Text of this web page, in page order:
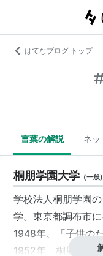
はてなブログ トップ
言葉の解説 ネッ
桐朋学園大学 (一般)
学校法人桐朋学園
学。東京都調布市
1948年、「子供の
1952年、 桐朋女子